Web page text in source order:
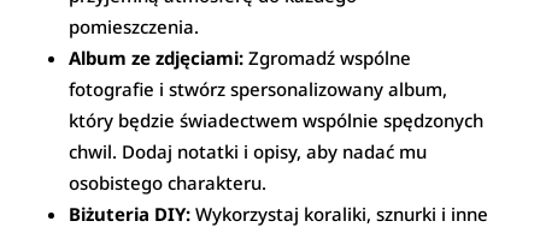
pomieszczenia.
Album ze zdjęciami: Zgromadź wspólne
fotografie i stwórz spersonalizowany album,
który będzie świadectwem wspólnie spędzonych
chwil. Dodaj notatki i opisy, aby nadać mu
osobistego charakteru.
Biżuteria DIY: Wykorzystaj koraliki, sznurki i inne